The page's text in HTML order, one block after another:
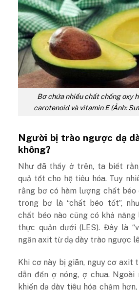
Bơ chứa nhiều chất chống oxy
carotenoid và vitamin E (Ảnh:
Người bị trào ngược dạ
không?
Như đã thấy ở trên, ta biết
quả tốt cho hệ tiêu hóa. Tuy
rằng bơ có hàm lượng chất béo
trong bơ là “chất béo tốt”,
chất béo nào cũng có khả
thực quản dưới (LES). Đây là
ngăn axit từ dạ dày trào ngược
Khi cơ này bị giãn, nguy cơ axit
dẫn đến ợ nóng, ợ chua.
khiến dạ dày tiêu hóa chậm